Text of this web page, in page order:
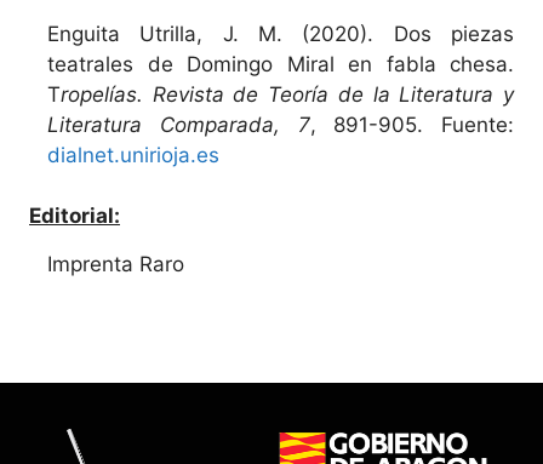
Enguita Utrilla, J. M. (2020). Dos piezas
teatrales de Domingo Miral en fabla chesa.
Tropelías. Revista de Teoría de la Literatura y
Literatura Comparada, 7, 891-905. Fuente:
dialnet.unirioja.es
Editorial:
Imprenta Raro